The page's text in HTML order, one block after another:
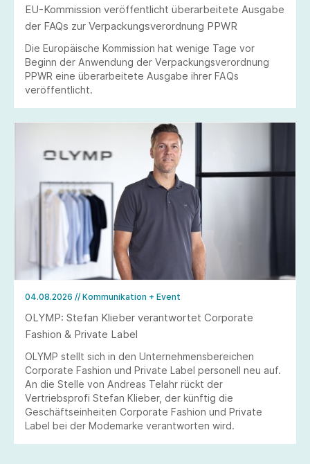
EU-Kommission veröffentlicht überarbeitete Ausgabe
der FAQs zur Verpackungsverordnung PPWR
Die Europäische Kommission hat wenige Tage vor
Beginn der Anwendung der Verpackungsverordnung
PPWR eine überarbeitete Ausgabe ihrer FAQs
veröffentlicht.
04.08.2026 // Kommunikation + Event
OLYMP: Stefan Klieber verantwortet Corporate
Fashion & Private Label
OLYMP stellt sich in den Unternehmensbereichen
Corporate Fashion und Private Label personell neu auf.
An die Stelle von Andreas Telahr rückt der
Vertriebsprofi Stefan Klieber, der künftig die
Geschäftseinheiten Corporate Fashion und Private
Label bei der Modemarke verantworten wird.